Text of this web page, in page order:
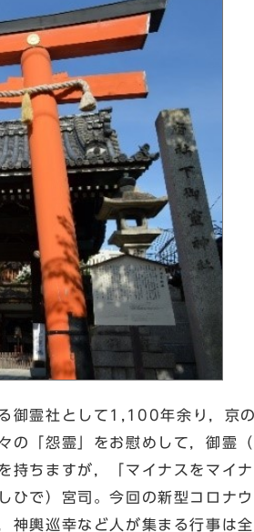
御霊社として1,100年余り，京
の「怨霊」をお慰めして，御霊
持ちますが，「マイナスをマイ
で）宮司。今回の新型コロナ
神輿巡幸など人が集まる行事は